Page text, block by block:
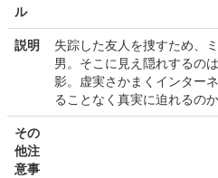
ル
説明
失踪した友人を捜すため、
男。そこに見え隠れするの
影。虚実さかまくインター
ることなく真実に迫れるの
その
他注
意事